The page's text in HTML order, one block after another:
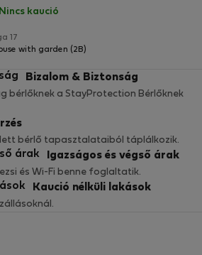
Nincs kaució
17
with garden (2B)
Bizalom & Biztonság
bérlőknek a StayProtection Bérlőknek
bérlő tapasztalataiból táplálkozik.
Igazságos és végső árak
és Wi-Fi benne foglaltatik.
Kaució nélküli lakások